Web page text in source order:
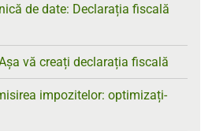
de date: Declarația fiscală
vă creați declarația fiscală
impozitelor: optimizați-